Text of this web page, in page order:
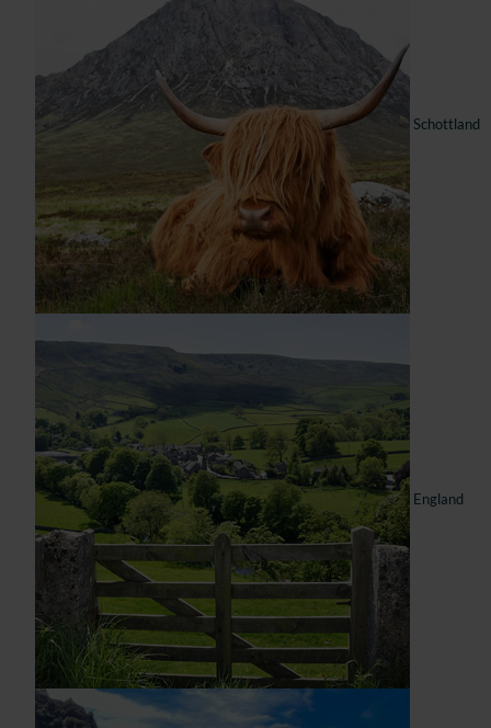
Schottland
England